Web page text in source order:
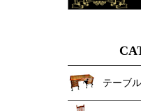
テーブ